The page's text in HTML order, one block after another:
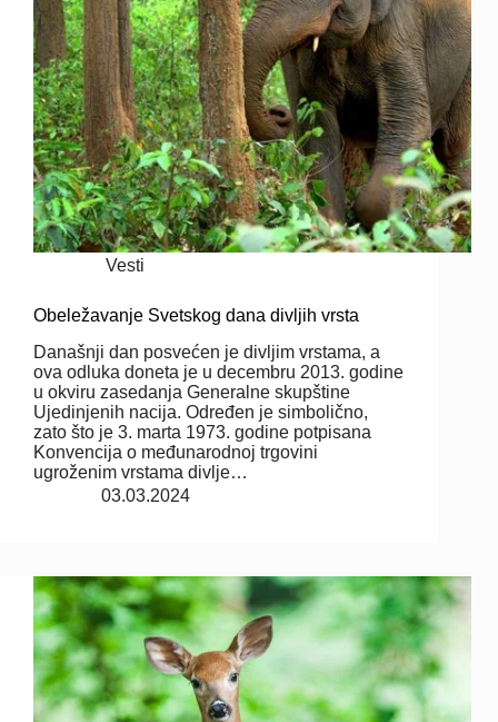
Vesti
Obeležavanje Svetskog dana divljih vrsta
Današnji dan posvećen je divljim vrstama, a
ova odluka doneta je u decembru 2013. godine
u okviru zasedanja Generalne skupštine
Ujedinjenih nacija. Određen je simbolično,
zato što je 3. marta 1973. godine potpisana
Konvencija o međunarodnoj trgovini
ugroženim vrstama divlje…
03.03.2024